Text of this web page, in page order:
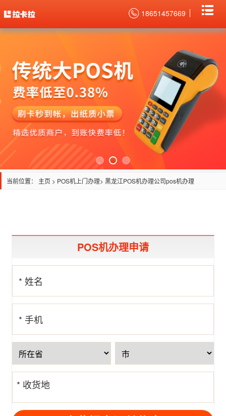
18651457669
当前位置： 主页 > POS机上门办理> 黑龙江POS机办理公司pos机办理
POS机办理申请
* 姓名
* 手机
号
* 收货地
址